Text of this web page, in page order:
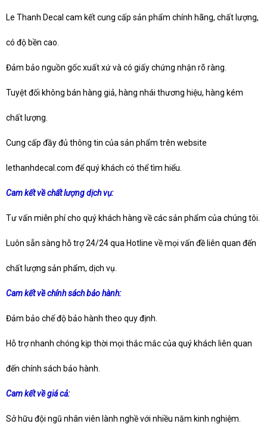
Le Thanh Decal cam kết cung cấp sản phẩm chính hãng, chất lượng,
có độ bền cao.
Đảm bảo nguồn gốc xuất xứ và có giấy chứng nhận rõ ràng.
Tuyệt đối không bán hàng giả, hàng nhái thương hiệu, hàng kém
chất lượng.
Cung cấp đầy đủ thông tin của sản phẩm trên website
lethanhdecal.com để quý khách có thể tìm hiểu.
Cam kết về chất lượng dịch vụ:
Tư vấn miễn phí cho quý khách hàng về các sản phẩm của chúng tôi.
Luôn sẵn sàng hỗ trợ 24/24 qua Hotline về mọi vấn đề liên quan đến
chất lượng sản phẩm, dịch vụ.
Cam kết về chính sách bảo hành:
Đảm bảo chế độ bảo hành theo quy định.
Hỗ trợ nhanh chóng kịp thời mọi thắc mắc của quý khách liên quan
đến chính sách bảo hành.
Cam kết về giá cả:
Sở hữu đội ngũ nhân viên lành nghề với nhiều năm kinh nghiệm.